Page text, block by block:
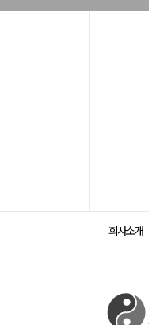
회사소개